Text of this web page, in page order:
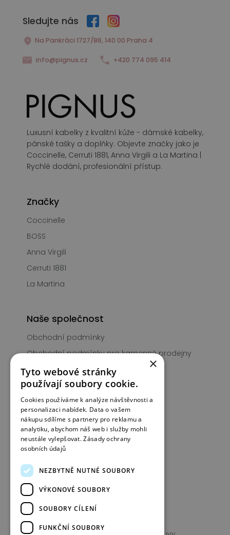
Sledujte nás
Na Pankráci 1727/86, 140 00 Praha 4
info@pignus.cz +420 774 095 414
Luxusní kabelky z kvalitní kůže - dámské kabelky,
pánské tašky a doplňky. Objevte značky jako je
Coccinelle, Cerruti 1881, Anna Virgili a La Martina |
Rychlé dodání, profesionální přístup.
Značky
Coccinelle
BOSS
Anna Virgili
Cerruti 1881
La Martina
Naše společnost
Obchodní podmínky
Obchodní podmínky pro kamenné prodejny
PIGNUS Club
Prodejny
Kontakt
Informace
Typy obuvi
Jak pečovat o obuv
Péče o semišové kabelky
Ošetření a údržba kabelky
Často kladené otázky + slevové kódy
×
Tyto webové stránky
používají soubory cookie.
Cookies používáme k analýze návštěvnosti a
personalizaci nabídek. Data o vašem
nákupu sdílíme s partnery pro reklamu a
analytiku, abychom náš web i služby mohli
neustále vylepšovat.Zásady ochrany
osobních údajů
NEZBYTNĚ NUTNÉ SOUBORY
VÝKONOVÉ SOUBORY
SOUBORY CÍLENÍ
FUNKČNÍ SOUBORY